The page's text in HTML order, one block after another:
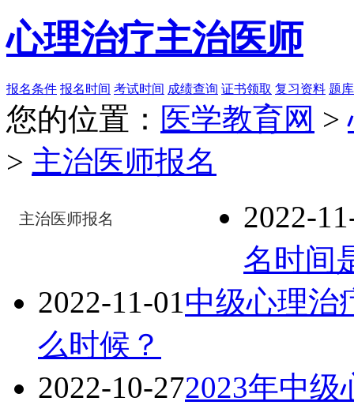
心理治疗主治医师
报名条件 报名时间 考试时间 成绩查询 证书领取 复习资料 题
您的位置： 医学教育网 >
> 主治医师报名
主治医师报名
2022-
名时间
2022-11-01中级心理治
么时候？
2022-10-272023年中